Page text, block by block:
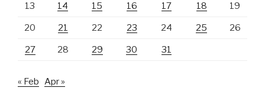
13 14 15 16 17 18 19
20 21 22 23 24 25 26
27 28 29 30 31
« Feb Apr »